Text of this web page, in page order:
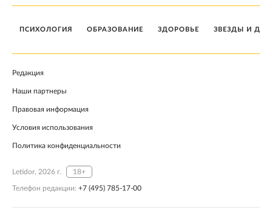
ПСИХОЛОГИЯ ОБРАЗОВАНИЕ ЗДОРОВЬЕ ЗВЕЗДЫ И
Редакция
Наши партнеры
Правовая информация
Условия использования
Политика конфиденциальности
Letidor, 2026 г. 18+
Телефон редакции: +7 (495) 785-17-00